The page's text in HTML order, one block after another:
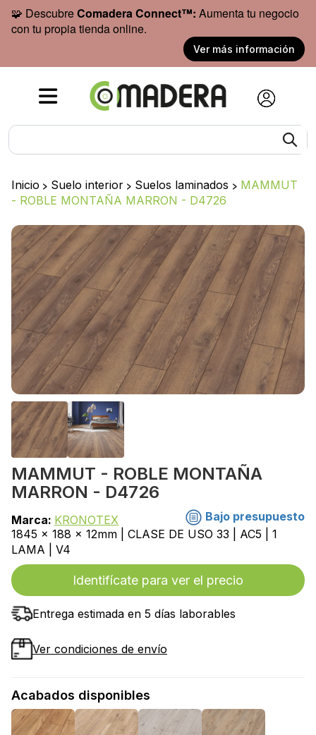
🧩 DescubreComadera Connect™: Aumenta tu negocio
con tu propia tienda online.
Ver más información
Inicio > Suelo interior > Suelos laminados > MAMMUT
- ROBLE MONTAÑA MARRON - D4726
MAMMUT - ROBLE MONTAÑA
MARRON - D4726
Marca: KRONOTEX
Bajo presupuesto
1845 x 188 x 12mm | CLASE DE USO 33 | AC5 | 1
LAMA | V4
Identifícate para ver el precio
Entrega estimada en 5 días laborables
Ver condiciones de envío
Acabados disponibles